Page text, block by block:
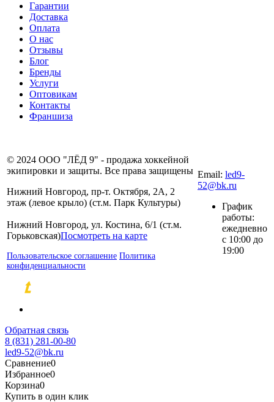
Гарантии
Доставка
Оплата
О нас
Отзывы
Блог
Бренды
Услуги
Оптовикам
Контакты
Франшиза
© 2024 ООО "ЛЁД 9" - продажа хоккейной
экипировки и защиты. Все права защищены
Нижний Новгород, пр-т. Октября, 2А, 2
этаж (левое крыло) (ст.м. Парк Культуры)
Нижний Новгород, ул. Костина, 6/1 (ст.м.
Горьковская)Посмотреть на карте
Пользовательское соглашение Политика
конфиденциальности
Email: led9-
52@bk.ru
График
работы:
ежедневно
с 10:00 до
19:00
Обратная связь
8 (831) 281-00-80
led9-52@bk.ru
Сравнение0
Избранное0
Корзина0
Купить в один клик